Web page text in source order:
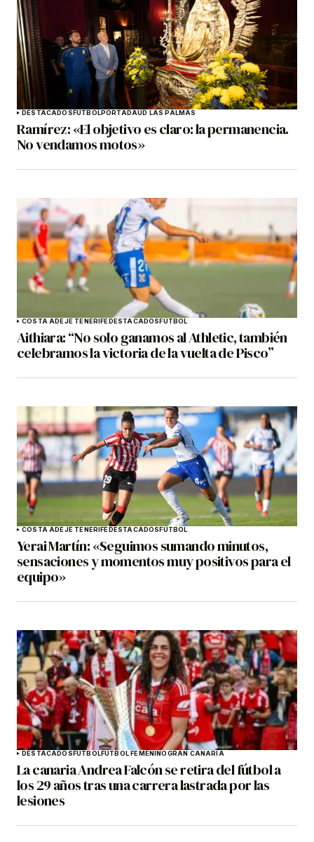
DESTACADOSFÚTBOLPORTADAUD LAS PALMAS
Ramírez: «El objetivo es claro: la permanencia.
No vendamos motos»
COSTA ADEJE TENERIFEDESTACADOSFÚTBOL
Aithiara: “No solo ganamos al Athletic, también
celebramos la victoria de la vuelta de Pisco”
COSTA ADEJE TENERIFEDESTACADOSFÚTBOL
Yerai Martín: «Seguimos sumando minutos,
sensaciones y momentos muy positivos para el
equipo»
DESTACADOSFÚTBOLFÚTBOL FEMENINOGRAN CANARIA
La canaria Andrea Falcón se retira del fútbol a
los 29 años tras una carrera lastrada por las
lesiones